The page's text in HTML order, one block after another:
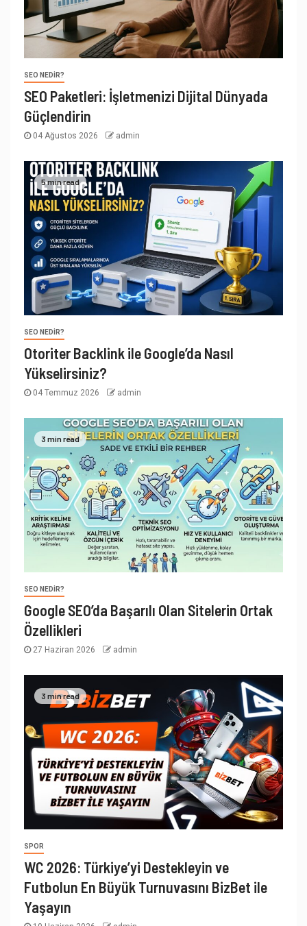
SEO NEDIR?
SEO Paketleri: İşletmenizi Dijital Dünyada
Güçlendirin
04 Ağustos 2026 admin
5 min read
SEO NEDIR?
Otoriter Backlink ile Google’da Nasıl
Yükselirsiniz?
04 Temmuz 2026 admin
3 min read
SEO NEDIR?
Google SEO’da Başarılı Olan Sitelerin Ortak
Özellikleri
27 Haziran 2026 admin
3 min read
SPOR
WC 2026: Türkiye’yi Destekleyin ve
Futbolun En Büyük Turnuvasını BizBet ile
Yaşayın